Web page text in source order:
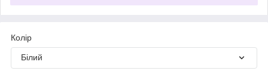
Колір
Білий